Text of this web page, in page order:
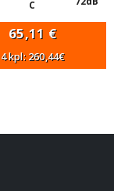
C
65,11 €
4 kpl: 260,44€